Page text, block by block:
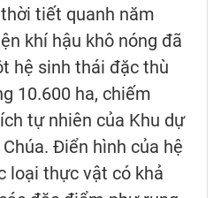
tiết quanh năm
khí hậu khô nóng đã
hệ sinh thái đặc thù
10.600 ha, chiếm
tự nhiên của Khu dự
Điển hình của hệ
loại thực vật có khả